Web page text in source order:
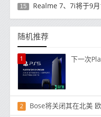
15 Realme 7、7i将于9月17日
随机推荐
1 下一次
2 Bose将关闭其在北美